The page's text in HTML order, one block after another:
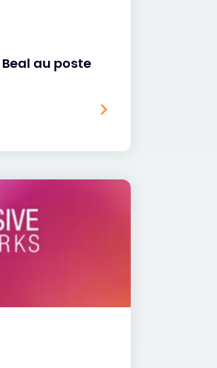
au poste